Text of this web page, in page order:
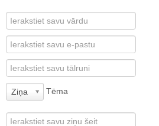
Ziņa Tēma